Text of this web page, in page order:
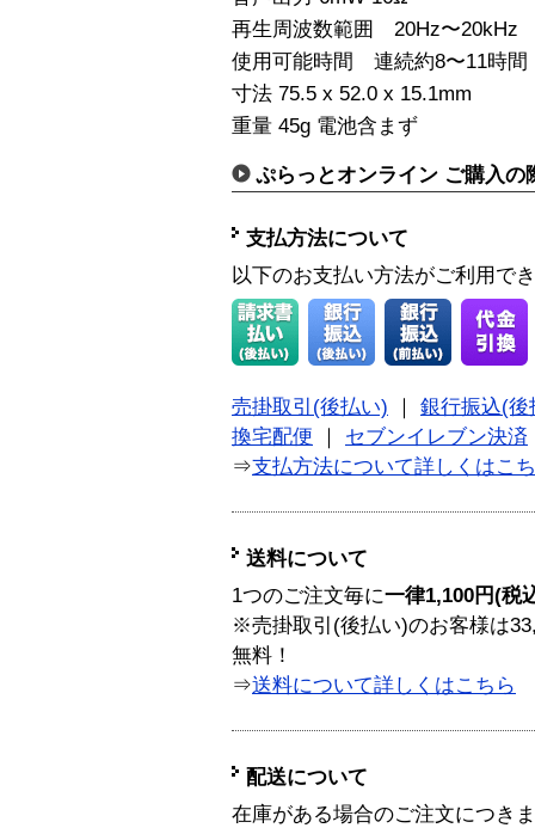
再生周波数範囲 20Hz〜20kHz
使用可能時間 連続約8〜11時間
寸法 75.5 x 52.0 x 15.1mm
重量 45g 電池含まず
ぷらっとオンライン ご購入の
支払方法について
以下のお支払い方法がご利用で
売掛取引(後払い)
銀行振込(後
換宅配便
セブンイレブン決済
⇒支払方法について詳しくはこ
送料について
1つのご注文毎に一律1,100円(税
※売掛取引(後払い)のお客様は
無料！
⇒送料について詳しくはこちら
配送について
在庫がある場合のご注文につき